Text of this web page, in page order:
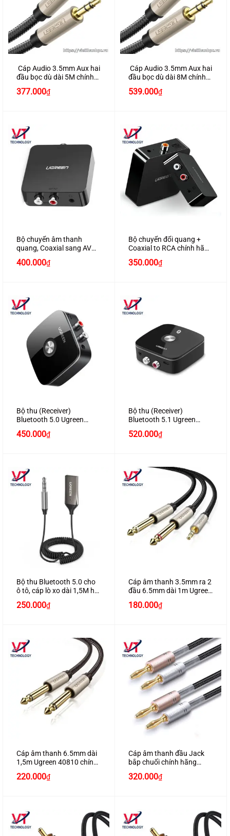
Cáp Audio 3.5mm Aux hai
đầu bọc dù dài 5M chính
377.000₫
Cáp Audio 3.5mm Aux hai
đầu bọc dù dài 8M chính
539.000₫
Bộ chuyển âm thanh
quang, Coaxial sang AV
Ugreen 30908 chính hãng
400.000₫
Bộ chuyển đổi quang +
Coaxial to RCA chính hãng
Ugreen 30523 cao cấp
350.000₫
Bộ thu (Receiver)
Bluetooth 5.0 Ugreen
450.000₫
Bộ thu (Receiver)
Bluetooth 5.1 Ugreen
trợ APTX
520.000₫
Bộ thu Bluetooth 5.0 cho
ô tô, cáp lò xo dài 1,5M hỗ
trợ Mic cổng 3.5mm
Ugreen 70601 cao cấp
250.000₫
Cáp âm thanh 3.5mm ra 2
đầu 6.5mm dài 1m Ugreen
40790 cao cấp
180.000₫
Cáp âm thanh 6.5mm dài
1,5m Ugreen 40810 chính
220.000₫
Cáp âm thanh đầu Jack
bắp chuối chính hãng
nylon cao cấp
320.000₫